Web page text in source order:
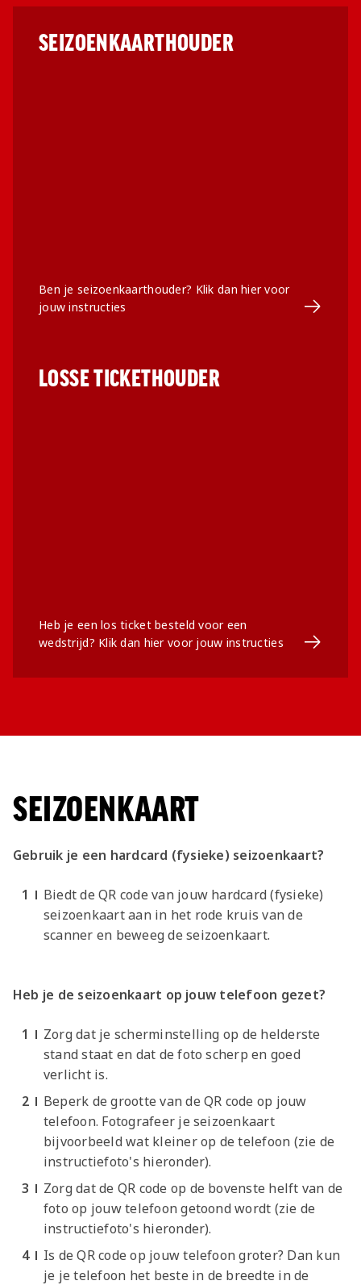
Jong AZ
Seizoenkaart
SEIZOENKAARTHOUDER
Ben je seizoenkaarthouder? Klik dan hier voor
jouw instructies
Ga naar
LOSSE TICKETHOUDER
Heb je een los ticket besteld voor een
wedstrijd? Klik dan hier voor jouw instructies
Ga naar
SEIZOENKAART
Gebruik je een hardcard (fysieke) seizoenkaart?
Biedt de QR code van jouw hardcard (fysieke)
seizoenkaart aan in het rode kruis van de
scanner en beweeg de seizoenkaart.
Heb je de seizoenkaart op jouw telefoon gezet?
Zorg dat je scherminstelling op de helderste
stand staat en dat de foto scherp en goed
verlicht is.
Beperk de grootte van de QR code op jouw
telefoon. Fotografeer je seizoenkaart
bijvoorbeeld wat kleiner op de telefoon (zie de
instructiefoto's hieronder).
Zorg dat de QR code op de bovenste helft van de
foto op jouw telefoon getoond wordt (zie de
instructiefoto's hieronder).
Is de QR code op jouw telefoon groter? Dan kun
je je telefoon het beste in de breedte in de